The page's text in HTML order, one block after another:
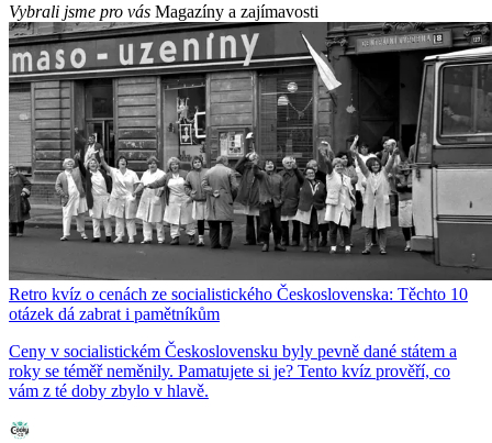
Vybrali jsme pro vás Magazíny a zajímavosti
Retro kvíz o cenách ze socialistického Československa: Těchto 10
otázek dá zabrat i pamětníkům
Ceny v socialistickém Československu byly pevně dané státem a
roky se téměř neměnily. Pamatujete si je? Tento kvíz prověří, co
vám z té doby zbylo v hlavě.